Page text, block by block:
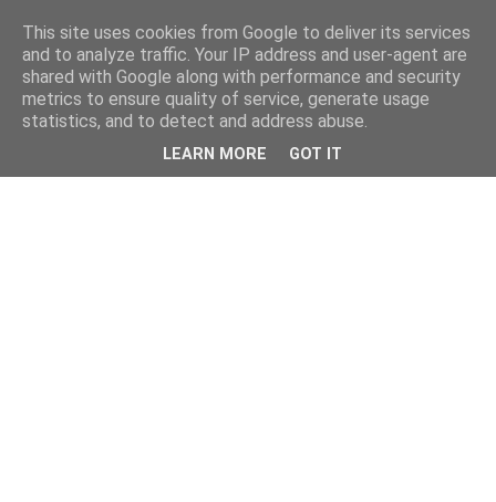
This site uses cookies from Google to deliver its services
and to analyze traffic. Your IP address and user-agent are
shared with Google along with performance and security
metrics to ensure quality of service, generate usage
statistics, and to detect and address abuse.
LEARN MORE GOT IT